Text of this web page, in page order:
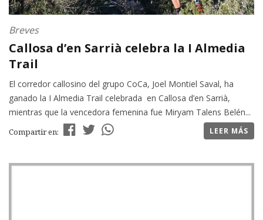
Breves
Callosa d’en Sarrià celebra la I Almedia
Trail
El corredor callosino del grupo CoCa, Joel Montiel Saval, ha
ganado la I Almedia Trail celebrada en Callosa d’en Sarrià,
mientras que la vencedora femenina fue Miryam Talens Belén...
Compartir en: LEER MÁS